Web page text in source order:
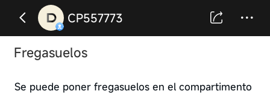
CP557773
Fregasuelos
Se puede poner fregasuelos en el compartimento